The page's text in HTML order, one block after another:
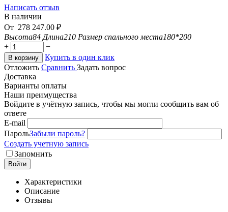
Написать отзыв
В наличии
От 278 247.00 ₽
Высота84 Длина210 Размер спального места180*200
+
−
В корзину
Купить в один клик
Отложить Сравнить Задать вопрос
Доставка
Варианты оплаты
Наши преимущества
Войдите в учётную запись, чтобы мы могли сообщить вам об
ответе
E-mail
ПарольЗабыли пароль?
Создать учетную запись
Запомнить
Войти
Характеристики
Описание
Отзывы